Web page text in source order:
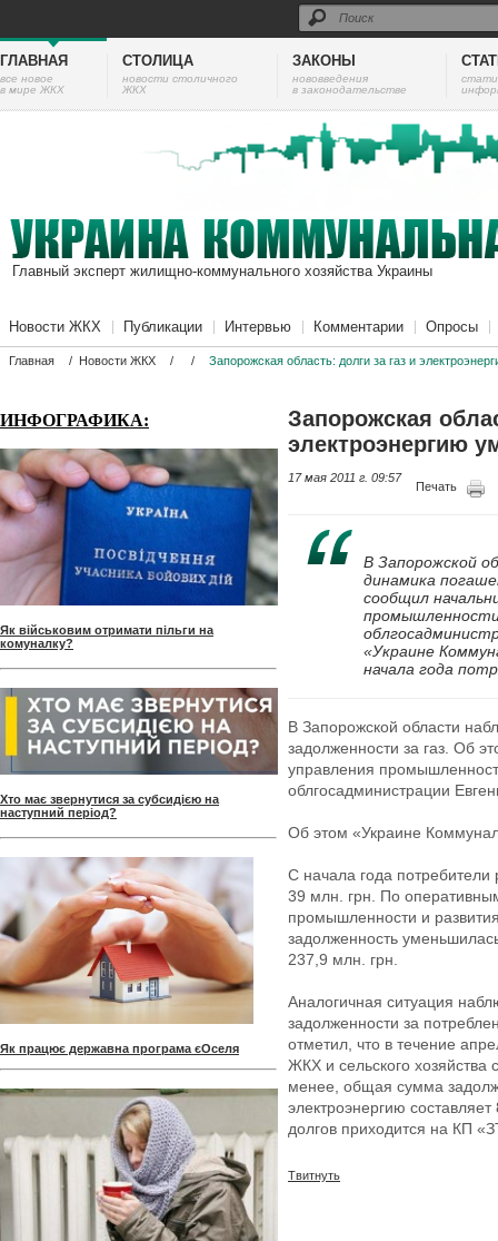
ГЛАВНАЯ
все новое
в мире ЖКХ
СТОЛИЦА
новости столичного
ЖКХ
ЗАКОНЫ
нововведения
в законодательстве
Главный эксперт жилищно-коммунального хозяйства Украины
Новости ЖКХ Публикации Интервью Комментарии Опросы
Главная / Новости ЖКХ / / Запорожская область: долги за газ и
ИНФОГРАФИКА:
Як військовим отримати пільги на
комуналку?
Хто має звернутися за субсидією на
наступний період?
Як працює державна програма єОселя
Запорожская
электроэнергию
17 мая 2011 г. 09:57
Печать
В Запорожской
динамика
сообщил
«Украине
начала года
В Запорожской области
задолженности за газ. Об
управления
облгосадминистрации
Об этом «Украине
С начала года потребители
39 млн. грн. По
промышленности и
задолженность
237,9 млн. грн.
Аналогичная ситуация
задолженности за
отметил, что в течение
ЖКХ и сельского хозяйства
менее, общая сумма
электроэнергию
долгов приходится на КП
Твитнуть